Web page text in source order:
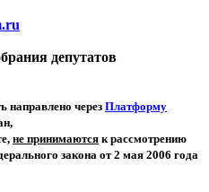
депутатов
через Платформу
не принимаются к рассмотрению
закона от 2 мая 2006 года